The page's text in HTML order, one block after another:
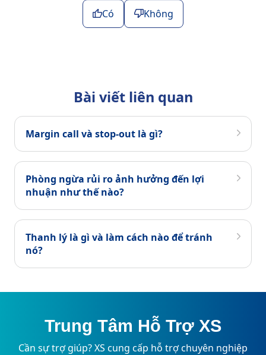
Có Không
Bài viết liên quan
Margin call và stop-out là gì?
Phòng ngừa rủi ro ảnh hưởng đến lợi
nhuận như thế nào?
Thanh lý là gì và làm cách nào để tránh
nó?
Trung Tâm Hỗ Trợ XS
Cần sự trợ giúp? XS cung cấp hỗ trợ chuyên nghiệp